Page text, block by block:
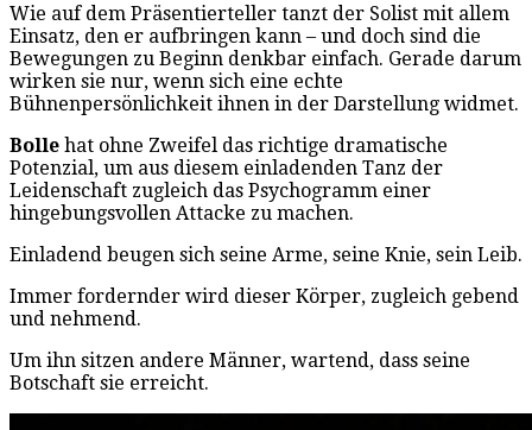
Wie auf dem Präsentierteller tanzt der Solist mit allem
Einsatz, den er aufbringen kann – und doch sind die
Bewegungen zu Beginn denkbar einfach. Gerade darum
wirken sie nur, wenn sich eine echte
Bühnenpersönlichkeit ihnen in der Darstellung widmet.
Bolle hat ohne Zweifel das richtige dramatische
Potenzial, um aus diesem einladenden Tanz der
Leidenschaft zugleich das Psychogramm einer
hingebungsvollen Attacke zu machen.
Einladend beugen sich seine Arme, seine Knie, sein Leib.
Immer fordernder wird dieser Körper, zugleich gebend
und nehmend.
Um ihn sitzen andere Männer, wartend, dass seine
Botschaft sie erreicht.